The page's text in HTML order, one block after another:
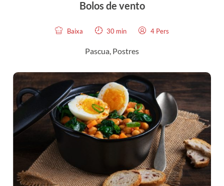
Bolos de vento
Baixa 30 min 4 Pers
Pascua, Postres